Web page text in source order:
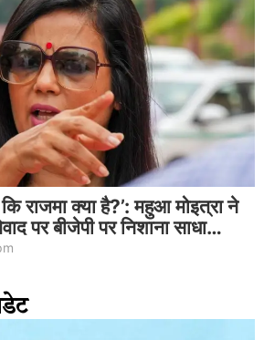
राजमा क्या है?’: महुआ मोइत्रा ने
पर बीजेपी पर निशाना साधा…